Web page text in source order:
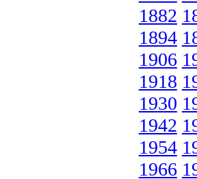
1882
1894
1906
1918
1930
1942
1954
1966